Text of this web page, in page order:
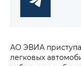
АО ЭВИА
легковых